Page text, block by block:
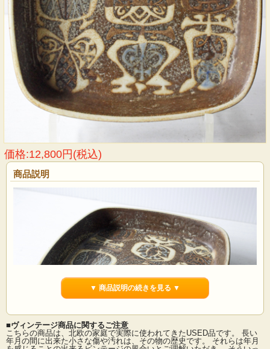
価格:12,800円(税込)
商品説明
▼ 商品説明の続きを見る ▼
■ヴィンテージ商品に関するご注意
こちらの商品は、北欧の家庭で実際に使われてきたUSED品です。 長い
年月の間に出来た小さな傷や汚れは、その物の歴史です。 それらは年月